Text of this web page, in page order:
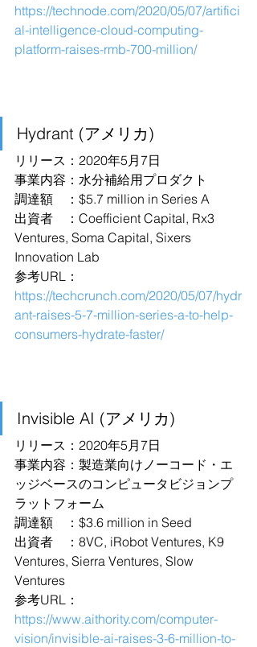
https://technode.com/2020/05/07/artifici
al-intelligence-cloud-computing-
platform-raises-rmb-700-million/
Hydrant (アメリカ)
リリース：2020年5月7日
事業内容：水分補給用プロダクト
調達額　：$5.7 million in Series A
出資者　：Coefficient Capital, Rx3
Ventures, Soma Capital, Sixers
Innovation Lab
参考URL：
https://techcrunch.com/2020/05/07/hydr
ant-raises-5-7-million-series-a-to-help-
consumers-hydrate-faster/
Invisible AI (アメリカ)
リリース：2020年5月7日
事業内容：製造業向けノーコード・エ
ッジベースのコンピュータビジョンプ
ラットフォーム
調達額　：$3.6 million in Seed
出資者　：8VC, iRobot Ventures, K9
Ventures, Sierra Ventures, Slow
Ventures
参考URL：
https://www.aithority.com/computer-
vision/invisible-ai-raises-3-6-million-to-